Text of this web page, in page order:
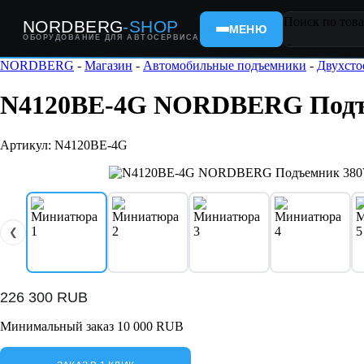
NORDBERG-SHOP
ОБОРУДОВАНИЕ ДЛЯ АВТОСЕРВИСА
МЕНЮ
Поиск по
×
NORDBERG - Магазин - Автомобильные подъемники -
N4120BE-4G NORDBERG
Артикул: N4120BE-4G
❮
226 300 RUB
Минимальный заказ 10 000 RUB